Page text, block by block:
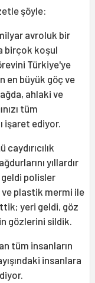
şöyle:
avroluk bir
birçok koşul
Türkiye'ye
en büyük göç ve
ahlaki ve
tüm
işaret ediyor.
yıllardır
polisler
ve plastik mermi ile
yeri geldi, göz
gözlerini sildik.
tüm insanların
insanlara